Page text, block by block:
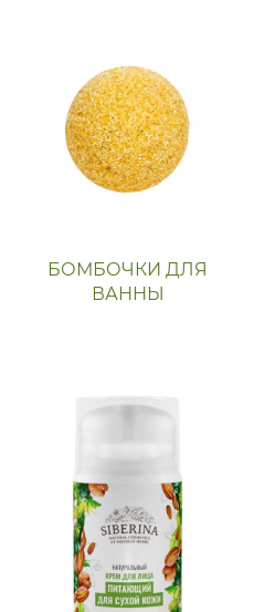
БОМБОЧКИ ДЛЯ
ВАННЫ